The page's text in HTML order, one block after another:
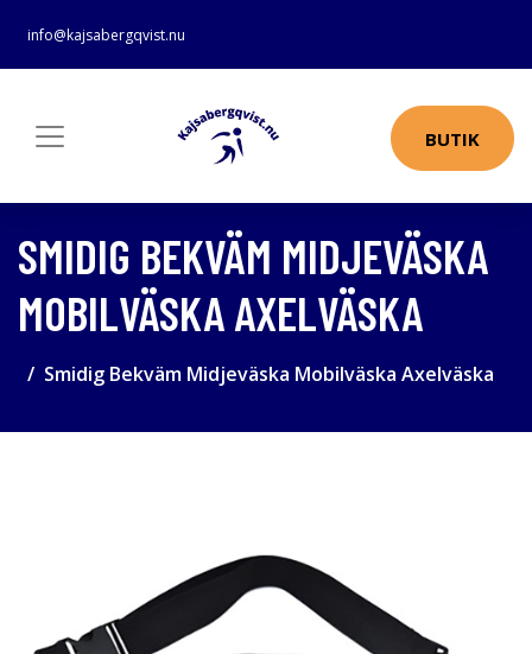
info@kajsabergqvist.nu
BUTIK
SMIDIG BEKVÄM MIDJEVÄSKA
MOBILVÄSKA AXELVÄSKA
Smidig Bekväm Midjeväska Mobilväska Axelväska